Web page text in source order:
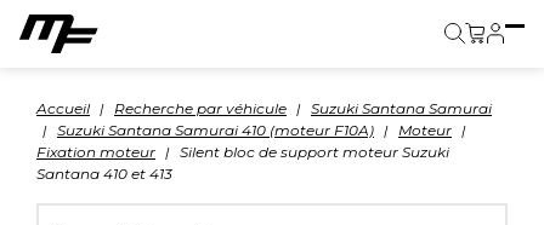
Accueil Recherche par véhicule
Suzuki Santana Samurai
Suzuki Santana Samurai 410 (moteur F10A)
Moteur
Fixation moteur
Silent bloc de support moteur Suzuki
Santana 410 et 413